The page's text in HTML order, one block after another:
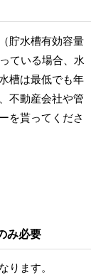
貯水槽有効容量
ている場合、水
槽は最低でも年
不動産会社や管
を貰ってくださ
み必要
ります。